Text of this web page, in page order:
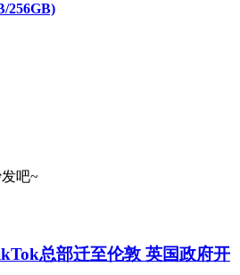
256GB)
吧~
总部迁至伦敦 英国政府开